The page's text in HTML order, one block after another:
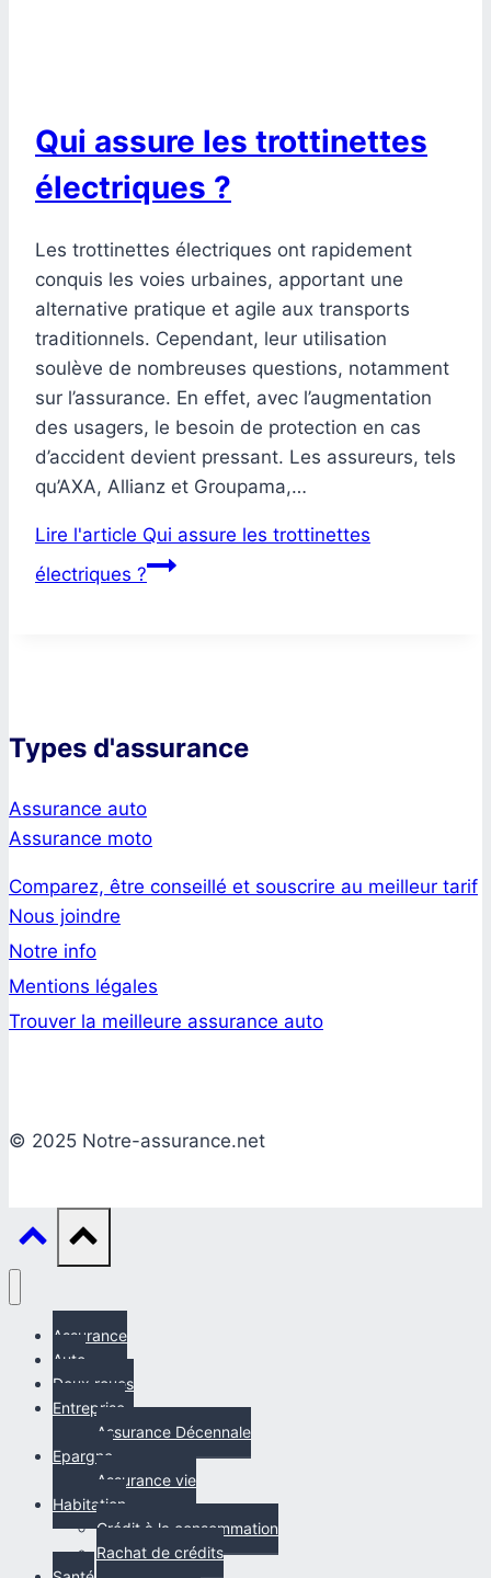
Qui assure les trottinettes
électriques ?
Les trottinettes électriques ont rapidement
conquis les voies urbaines, apportant une
alternative pratique et agile aux transports
traditionnels. Cependant, leur utilisation
soulève de nombreuses questions, notamment
sur l’assurance. En effet, avec l’augmentation
des usagers, le besoin de protection en cas
d’accident devient pressant. Les assureurs, tels
qu’AXA, Allianz et Groupama,…
Lire l'article Qui assure les trottinettes
électriques ?
Types d'assurance
Assurance auto
Assurance moto
Comparez, être conseillé et souscrire au meilleur tarif
Nous joindre
Notre info
Mentions légales
Trouver la meilleure assurance auto
© 2025 Notre-assurance.net
Assurance
Auto
Deux roues
Entreprise
Assurance Décennale
Epargne
Assurance vie
Habitation
Crédit à la consommation
Rachat de crédits